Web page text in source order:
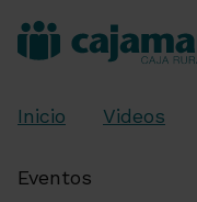
Inicio Videos
Eventos